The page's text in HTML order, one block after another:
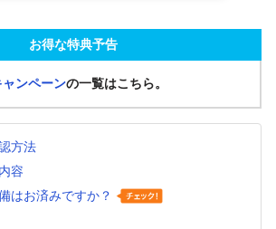
お得な特典予告
ンペーンの一覧はこちら。
方法
容
はお済みですか？